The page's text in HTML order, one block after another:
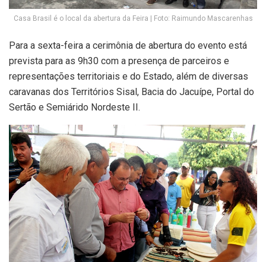
Casa Brasil é o local da abertura da Feira | Foto: Raimundo Mascarenhas
Para a sexta-feira a cerimônia de abertura do evento está
prevista para as 9h30 com a presença de parceiros e
representações territoriais e do Estado, além de diversas
caravanas dos Territórios Sisal, Bacia do Jacuípe, Portal do
Sertão e Semiárido Nordeste II.